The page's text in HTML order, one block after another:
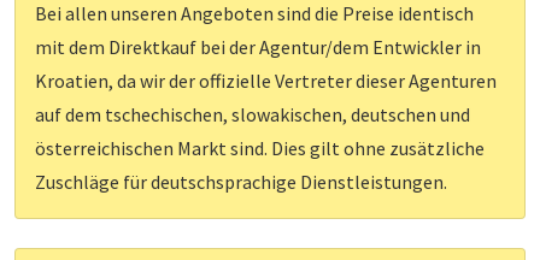
Bei allen unseren Angeboten sind die Preise identisch
mit dem Direktkauf bei der Agentur/dem Entwickler in
Kroatien, da wir der offizielle Vertreter dieser Agenturen
auf dem tschechischen, slowakischen, deutschen und
österreichischen Markt sind. Dies gilt ohne zusätzliche
Zuschläge für deutschsprachige Dienstleistungen.